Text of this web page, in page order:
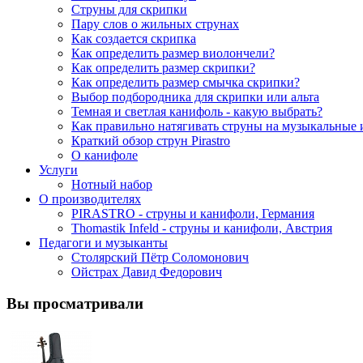
Струны для скрипки
Пару слов о жильных струнах
Как создается скрипка
Как определить размер виолончели?
Как определить размер скрипки?
Как определить размер смычка скрипки?
Выбор подбородника для скрипки или альта
Темная и светлая канифоль - какую выбрать?
Как правильно натягивать струны на музыкальные
Краткий обзор струн Pirastro
О канифоле
Услуги
Нотный набор
О производителях
PIRASTRO - струны и канифоли, Германия
Thomastik Infeld - струны и канифоли, Австрия
Педагоги и музыканты
Столярский Пётр Соломонович
Ойстрах Давид Федорович
Вы просматривали